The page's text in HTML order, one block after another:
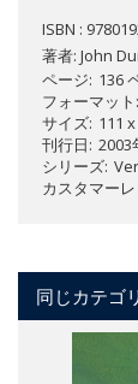
ISBN :
著者: John
ページ 136
フォーマット
サイズ 111
刊行日 2003
シリーズ
カスタマー
同じカテゴ